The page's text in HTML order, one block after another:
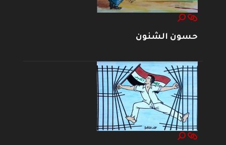
حسون الشنون